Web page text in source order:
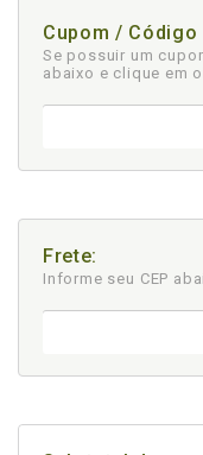
Cupom /
Se possuir um
abaixo e clique em
Frete:
Informe seu CEP